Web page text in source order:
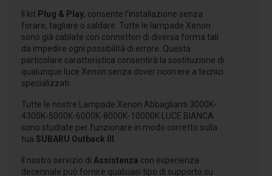
Il kit Plug & Play, consente l'installazione senza
forare, tagliare o saldare. Tutte le lampade Xenon
sono già cablate con connettori di diversa forma tali
da impedire ogni possibilità di errore. Questa
particolare caratteristica consentirà la sostituzione di
qualunque luce Xenon senza dover ricorrere a tecnici
specializzati.
Tutte le nostre Lampade Xenon Abbaglianti 3000K-
4300K-5000K-6000K-8000K-10000K LUCE BIANCA
sono studiate per funzionare in modo corretto sulla
tua SUBARU Outback III .
Il nostro servizio di Assistenza con esperienza
decennale può fornire qualsiasi tipo di supporto su